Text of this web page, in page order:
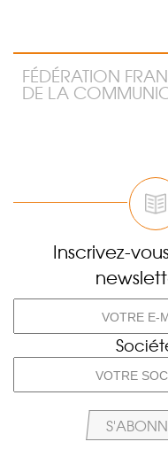
FÉDÉRATION
DE LA
Inscrivez-